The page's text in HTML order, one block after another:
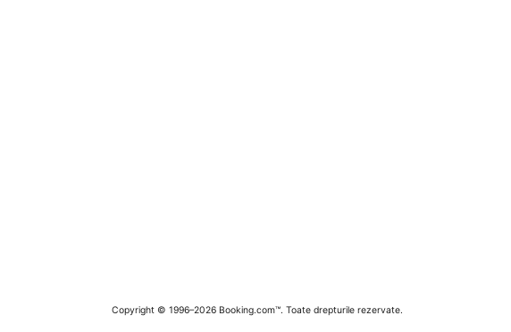
Copyright © 1996–2026 Booking.com™. Toate drepturile rezervate.